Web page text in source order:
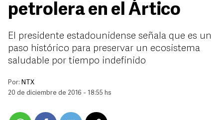
petrolera en el Ártico
El presidente estadounidense señala que es un
paso histórico para preservar un ecosistema
saludable por tiempo indefinido
Por: NTX
20 de diciembre de 2016 - 18:55 hs